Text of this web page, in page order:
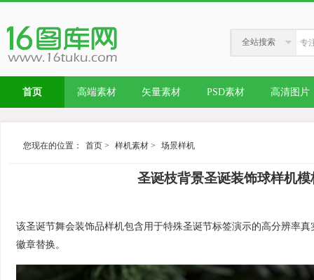
全站搜索
首页 高端素材 矢量素材 PSD素材 高清图片
您现在的位置： 首页 > 样机素材 > 场景样机
圣诞枝背景圣诞装饰球样机
该圣诞节舞会装饰品样机包含用于特殊圣诞节标签演示的高分辨率
徽章替换。